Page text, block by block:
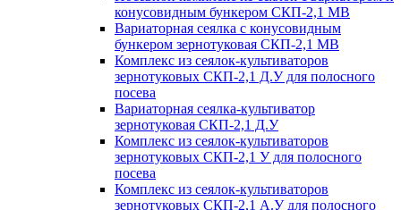
конусовидным бункером СКП-2,1 МВ
Вариаторная сеялка с конусовидным
бункером зернотуковая СКП-2,1 МВ
Комплекс из сеялок-культиваторов
зернотуковых СКП-2,1 Д.У для полосного
посева
Вариаторная сеялка-культиватор
зернотуковая СКП-2,1 Д.У
Комплекс из сеялок-культиваторов
зернотуковых СКП-2,1 У для полосного
посева
Комплекс из сеялок-культиваторов
зернотуковых СКП-2,1 А.У для полосного